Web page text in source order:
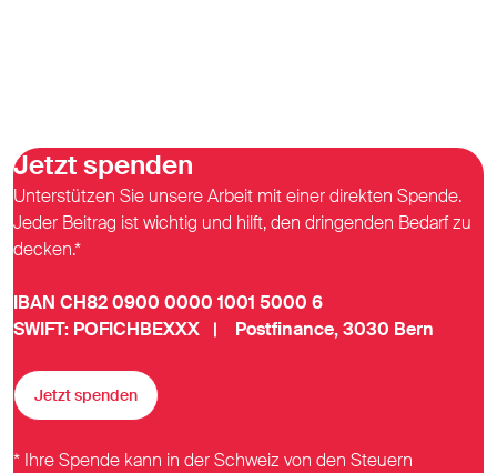
Jetzt spenden
Unterstützen Sie unsere Arbeit mit einer direkten Spende.
Jeder Beitrag ist wichtig und hilft, den dringenden Bedarf zu
decken.*
IBAN CH82 0900 0000 1001 5000 6
SWIFT: POFICHBEXXX | Postfinance, 3030 Bern
Jetzt spenden
* Ihre Spende kann in der Schweiz von den Steuern